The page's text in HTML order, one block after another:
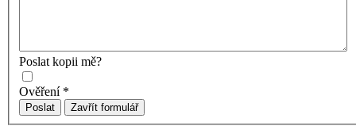
Poslat kopii mě?
Ověření*
Poslat Zavřít formulář